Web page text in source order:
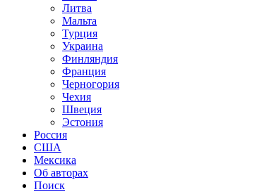
Литва
Мальта
Турция
Украина
Финляндия
Франция
Черногория
Чехия
Швеция
Эстония
Россия
США
Мексика
Об авторах
Поиск